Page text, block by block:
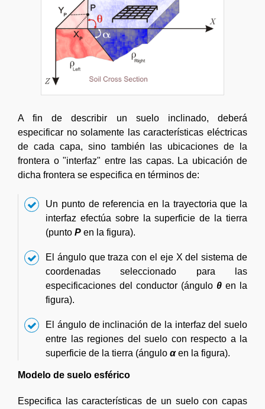
A fin de describir un suelo inclinado, deberá
especificar no solamente las características eléctricas
de cada capa, sino también las ubicaciones de la
frontera o "interfaz" entre las capas. La ubicación de
dicha frontera se especifica en términos de:
Un punto de referencia en la trayectoria que la
interfaz efectúa sobre la superficie de la tierra
(punto P en la figura).
El ángulo que traza con el eje X del sistema de
coordenadas seleccionado para las
especificaciones del conductor (ángulo θ en la
figura).
El ángulo de inclinación de la interfaz del suelo
entre las regiones del suelo con respecto a la
superficie de la tierra (ángulo αen la figura).
Modelo de suelo esférico
Especifica las características de un suelo con capas